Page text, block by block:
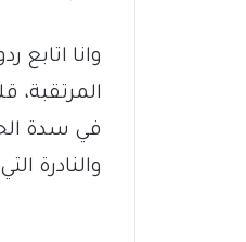
وانا اتابع
في سدة
والنادرة